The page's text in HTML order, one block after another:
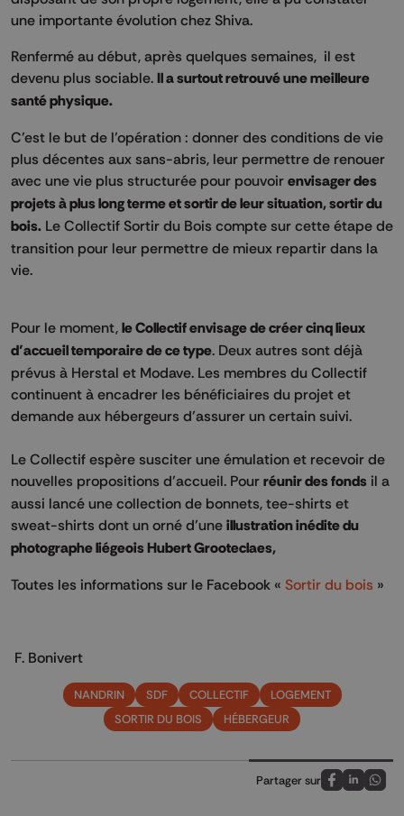
une importante évolution chez Shiva.
Renfermé au début, après quelques semaines, il est
devenu plus sociable. Il a surtout retrouvé une meilleure
santé physique.
C’est le but de l’opération : donner des conditions de vie
plus décentes aux sans-abris, leur permettre de renouer
avec une vie plus structurée pour pouvoir envisager des
projets à plus long terme et sortir de leur situation, sortir du
bois. Le Collectif Sortir du Bois compte sur cette étape de
transition pour leur permettre de mieux repartir dans la
vie.
Pour le moment, le Collectif envisage de créer cinq lieux
d’accueil temporaire de ce type. Deux autres sont déjà
prévus à Herstal et Modave. Les membres du Collectif
continuent à encadrer les bénéficiaires du projet et
demande aux hébergeurs d’assurer un certain suivi.
Le Collectif espère susciter une émulation et recevoir de
nouvelles propositions d’accueil. Pour réunir des fonds il a
aussi lancé une collection de bonnets, tee-shirts et
sweat-shirts dont un orné d’une illustration inédite du
photographe liégeois Hubert Grooteclaes,
Toutes les informations sur le Facebook « Sortir du bois »
F. Bonivert
NANDRIN SDF COLLECTIF
LOGEMENT
SORTIR DU BOIS
HÉBERGEUR
Partager sur
Partagez sur
Partagez